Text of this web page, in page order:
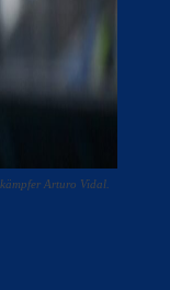
Arturo Vidal.